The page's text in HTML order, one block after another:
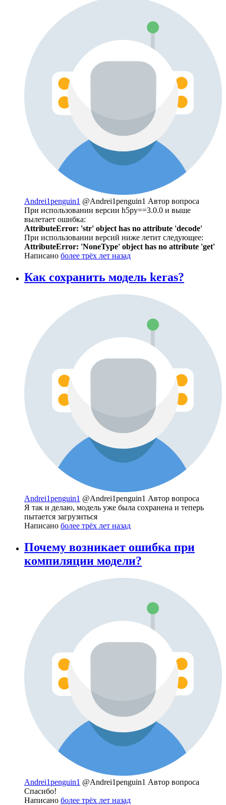
Andrei1penguin1 @Andrei1penguin1 Автор вопроса
При использовании версии h5py==3.0.0 и выше
вылетает ошибка:
AttributeError: 'str' object has no attribute 'decode'
При использовании версий ниже летит следующее:
AttributeError: 'NoneType' object has no attribute 'get'
Написано более трёх лет назад
Как сохранить модель keras?
Andrei1penguin1 @Andrei1penguin1 Автор вопроса
Я так и делаю, модель уже была сохранена и теперь
пытается загрузиться
Написано более трёх лет назад
Почему возникает ошибка при
компиляции модели?
Andrei1penguin1 @Andrei1penguin1 Автор вопроса
Спасибо!
Написано более трёх лет назад